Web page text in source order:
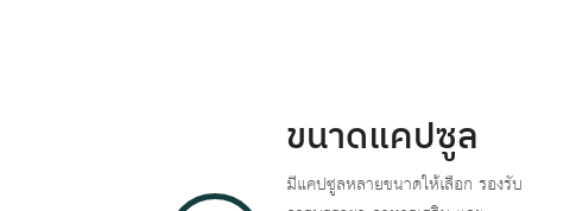
ขนาดแคปซูล
มีแคปซูลหลายขนาดให้เลือก รองรับ